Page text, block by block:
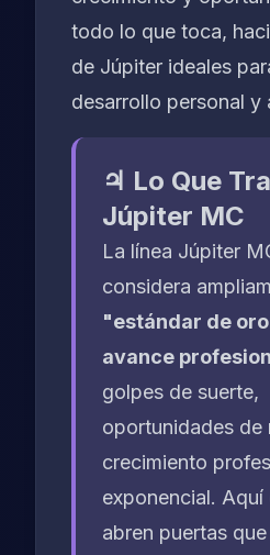
todo lo que toca,
de Júpiter ideales
desarrollo personal y
♃ Lo Que
Júpiter MC
La línea Júpiter
considera
"estándar de
avance
golpes de suerte,
oportunidades de
crecimiento
exponencial. Aquí
abren puertas